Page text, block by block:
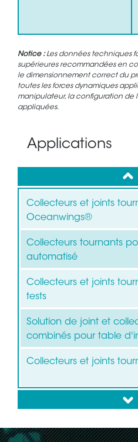
Notice :Les données techniques
supérieures recommandées en
le dimensionnement correct du
toutes les forces dynamiques
manipulateur, la configuration de
appliquées.
Applications
up
Collecteurs et joints
Oceanwings®
Collecteurs tournants
automatisé
Collecteurs et joints
tests
Solution de joint et
combinés pour table
Collecteurs et joints